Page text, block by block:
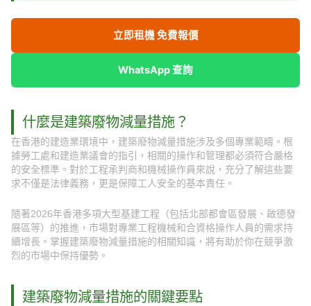
立即租機 免費報價
WhatsApp 查詢
什麼是建築廢物減量措施？
在香港的建造業環境中，建築廢物減量措施涉及多個專業範疇。根
據勞工處和建造業議會的指引，相關的操作和管理都必須符合嚴格
的安全標準。對於工程承判商和機械操作員來說，充分了解這些要
求不僅是法律義務，更是保障工人安全的基本責任。
隨著2026年香港多項大型基建工程（包括北部都會區發展、啟德發
展區等）的推進，市場對專業工程機械和合資格操作人員的需求持
續增長。掌握建築廢物減量措施的相關知識，將有助於你在競爭激
烈的市場中保持優勢。
建築廢物減量措施的關鍵要點